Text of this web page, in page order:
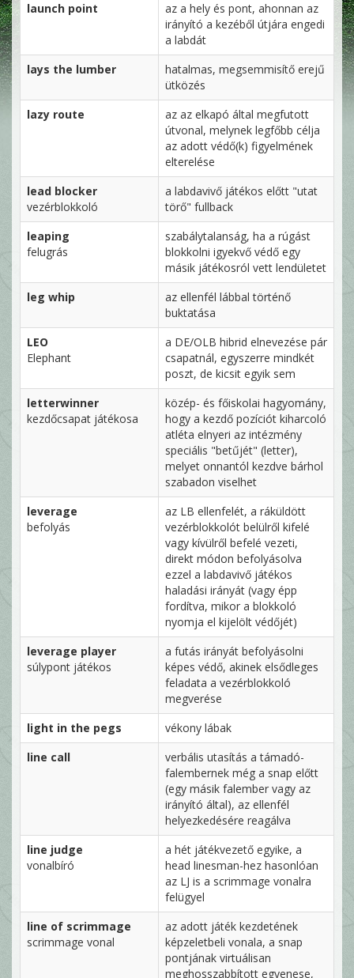
launch point
az a hely és pont, ahonnan az
irányító a kezéből útjára engedi
a labdát
lays the lumber
hatalmas, megsemmisítő erejű
ütközés
lazy route
az az elkapó által megfutott
útvonal, melynek legfőbb célja
az adott védő(k) figyelmének
elterelése
lead blocker
vezérblokkoló
a labdavivő játékos előtt "utat
törő" fullback
leaping
felugrás
szabálytalanság, ha a rúgást
blokkolni igyekvő védő egy
másik játékosról vett lendületet
leg whip
az ellenfél lábbal történő
buktatása
LEO
Elephant
a DE/OLB hibrid elnevezése pár
csapatnál, egyszerre mindkét
poszt, de kicsit egyik sem
letterwinner
kezdőcsapat játékosa
közép- és főiskolai hagyomány,
hogy a kezdő pozíciót kiharcoló
atléta elnyeri az intézmény
speciális "betűjét" (letter),
melyet onnantól kezdve bárhol
szabadon viselhet
leverage
befolyás
az LB ellenfelét, a ráküldött
vezérblokkolót belülről kifelé
vagy kívülről befelé vezeti,
direkt módon befolyásolva
ezzel a labdavivő játékos
haladási irányát (vagy épp
fordítva, mikor a blokkoló
nyomja el kijelölt védőjét)
leverage player
súlypont játékos
a futás irányát befolyásolni
képes védő, akinek elsődleges
feladata a vezérblokkoló
megverése
light in the pegs
vékony lábak
line call
verbális utasítás a támadó-
falembernek még a snap előtt
(egy másik falember vagy az
irányító által), az ellenfél
helyezkedésére reagálva
line judge
vonalbíró
a hét játékvezető egyike, a
head linesman-hez hasonlóan
az LJ is a scrimmage vonalra
felügyel
line of scrimmage
scrimmage vonal
az adott játék kezdetének
képzeletbeli vonala, a snap
pontjának virtuálisan
meghosszabbított egyenese,